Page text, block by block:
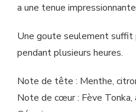
a une tenue
Une goute seulement suffit
pendant plusieurs heures.
Note de tête : Menthe,
Note de cœur : Fève Tonka,